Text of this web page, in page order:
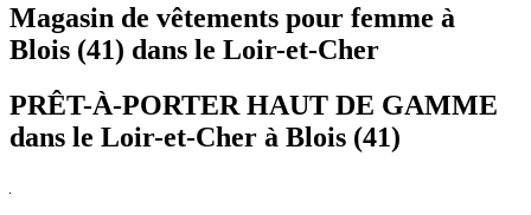
Magasin de vêtements pour femme à
Blois (41) dans le Loir-et-Cher
PRÊT-À-PORTER HAUT DE GAMME
dans le Loir-et-Cher à Blois (41)